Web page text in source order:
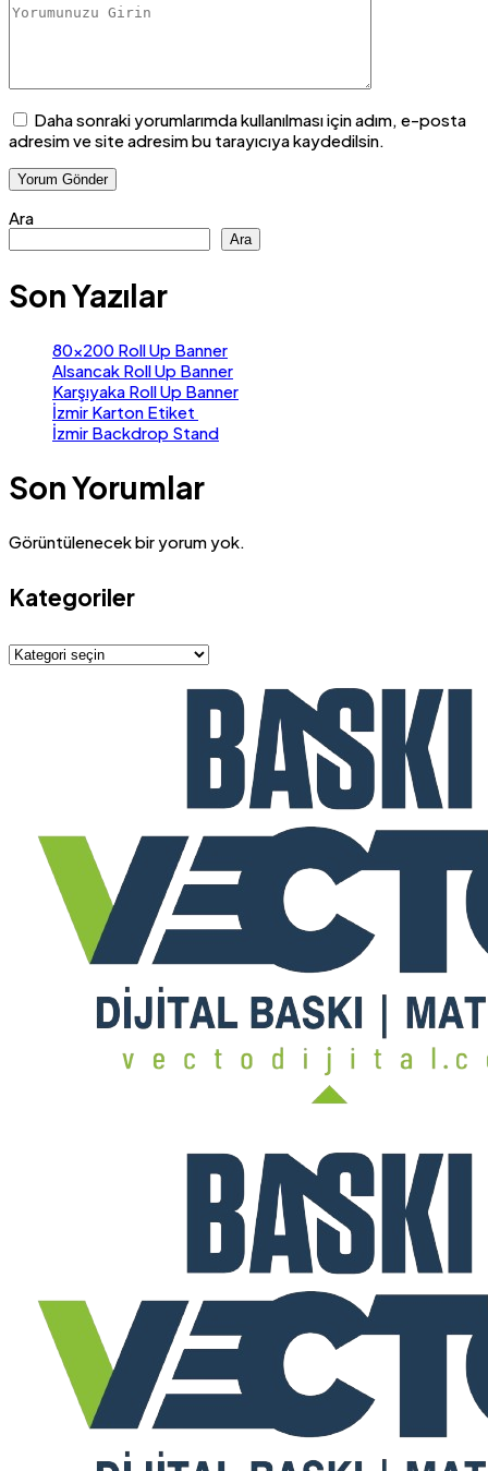
Daha sonraki yorumlarımda kullanılması için adım, e-posta
adresim ve site adresim bu tarayıcıya kaydedilsin.
Ara
Ara
Son Yazılar
80×200 Roll Up Banner
Alsancak Roll Up Banner
Karşıyaka Roll Up Banner
İzmir Karton Etiket
İzmir Backdrop Stand
Son Yorumlar
Görüntülenecek bir yorum yok.
Kategoriler
Kategoriler